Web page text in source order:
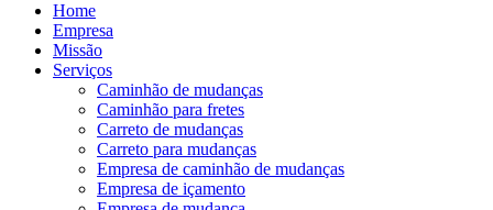
Home
Empresa
Missão
Serviços
Caminhão de mudanças
Caminhão para fretes
Carreto de mudanças
Carreto para mudanças
Empresa de caminhão de mudanças
Empresa de içamento